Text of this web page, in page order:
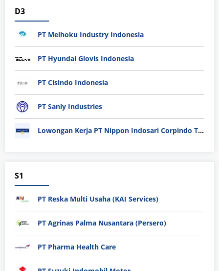
D3
PT Meihoku Industry Indonesia
PT Hyundai Glovis Indonesia
PT Cisindo Indonesia
PT Sanly Industries
Lowongan Kerja PT Nippon Indosari Corpindo Tbk. Bulan Agustus 2026
S1
PT Reska Multi Usaha (KAI Services)
PT Agrinas Palma Nusantara (Persero)
PT Pharma Health Care